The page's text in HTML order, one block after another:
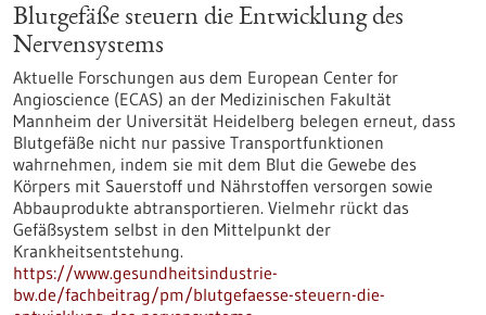
Blutgefäße steuern die Entwicklung des
Nervensystems
Aktuelle Forschungen aus dem European Center for
Angioscience (ECAS) an der Medizinischen Fakultät
Mannheim der Universität Heidelberg belegen erneut, dass
Blutgefäße nicht nur passive Transportfunktionen
wahrnehmen, indem sie mit dem Blut die Gewebe des
Körpers mit Sauerstoff und Nährstoffen versorgen sowie
Abbauprodukte abtransportieren. Vielmehr rückt das
Gefäßsystem selbst in den Mittelpunkt der
Krankheitsentstehung.
https://www.gesundheitsindustrie-
bw.de/fachbeitrag/pm/blutgefaesse-steuern-die-